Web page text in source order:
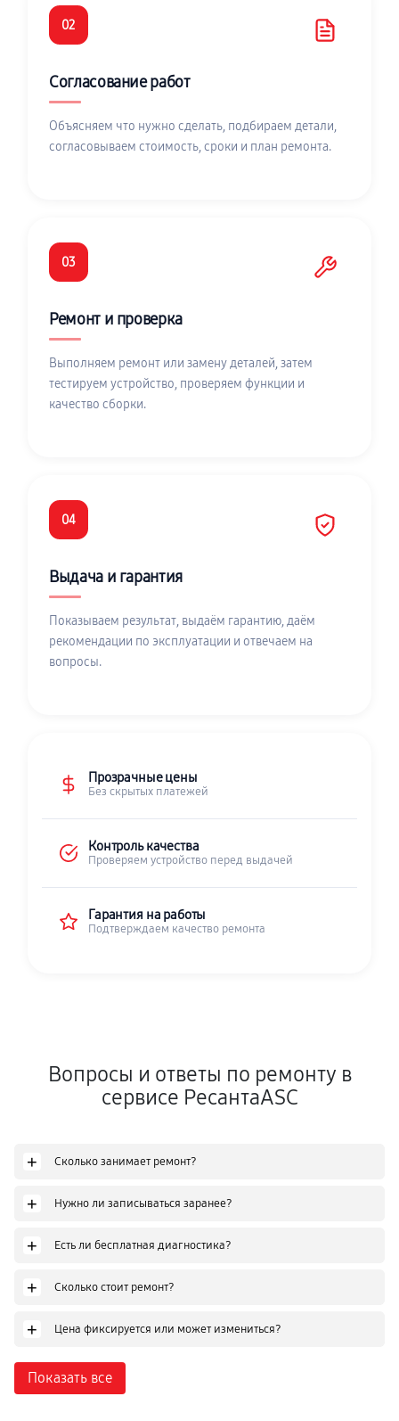
02
Согласование работ
Объясняем что нужно сделать, подбираем детали,
согласовываем стоимость, сроки и план ремонта.
03
Ремонт и проверка
Выполняем ремонт или замену деталей, затем
тестируем устройство, проверяем функции и
качество сборки.
04
Выдача и гарантия
Показываем результат, выдаём гарантию, даём
рекомендации по эксплуатации и отвечаем на
вопросы.
Прозрачные цены
Без скрытых платежей
Контроль качества
Проверяем устройство перед выдачей
Гарантия на работы
Подтверждаем качество ремонта
Вопросы и ответы по ремонту в
сервисе РесантаASC
+ Сколько занимает ремонт?
+ Нужно ли записываться заранее?
+ Есть ли бесплатная диагностика?
+ Сколько стоит ремонт?
+ Цена фиксируется или может измениться?
Показать все